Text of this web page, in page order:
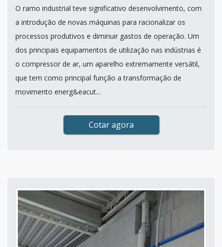
O ramo industrial teve significativo desenvolvimento, com
a introdução de novas máquinas para racionalizar os
processos produtivos e diminuir gastos de operação. Um
dos principais equipamentos de utilização nas indústrias é
o compressor de ar, um aparelho extremamente versátil,
que tem como principal função a transformação de
movimento energ&eacut...
Cotar agora